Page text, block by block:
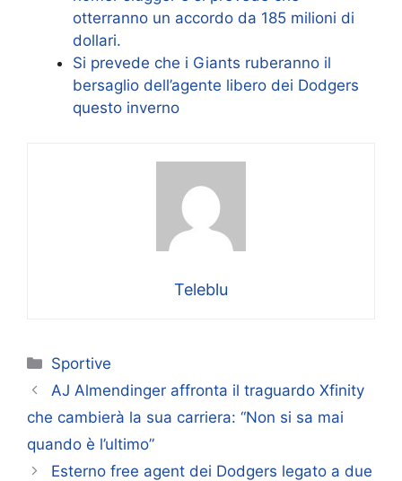
otterranno un accordo da 185 milioni di
dollari.
Si prevede che i Giants ruberanno il
bersaglio dell’agente libero dei Dodgers
questo inverno
Teleblu
Categorie
Sportive
AJ Almendinger affronta il traguardo Xfinity
che cambierà la sua carriera: “Non si sa mai
quando è l’ultimo”
Esterno free agent dei Dodgers legato a due